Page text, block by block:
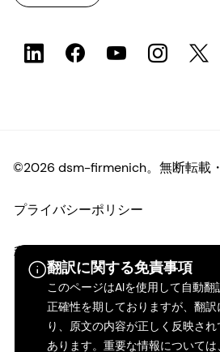
翻訳に関する免責事項
このページはAIを使用して自動翻
正確性を期しておりますが、翻
り、原文の内容が正しく反映さ
あります。重要な情報について
©2026 dsm-firmenich。無断転載・
プライバシーポリシー
利用規約
ご利用条件
カリフォルニアの透明性